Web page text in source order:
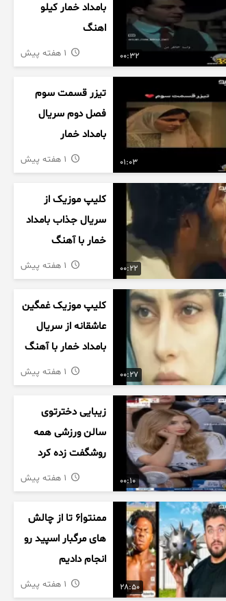
00:32
بامداد خمار کیلو
اهنگ
01:03
تیزر قسمت سوم
فصل دوم سریال
بامداد خمار
00:22
کلیپ موزیک از
سریال جذاب بامداد
خمار با آهنگ
عاشقانه
00:27
کلیپ موزیک غمگین
عاشقانه از سریال
بامداد خمار با آهنگ
احسان خواجه امیری
00:10
زیبایی دخترتوی
سالن ورزشی همه
روشگفت زده کرد
28:50
ممنتو|۶ تا از چالش
های مرگبار اسپید رو
انجام دادیم